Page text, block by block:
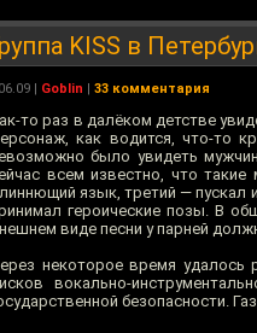
KISS в
| Goblin | 33 комментария
то раз в далёком детстве
как водится, что-то
было увидеть
всем известно, что
язык, третий — пускал
героические позы. В
виде песни у парней
некоторое время удалось
вокально-
безопасности.